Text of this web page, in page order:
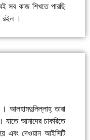
সব কাজ শিখতে পারছি
রইল ।
আলহামদুলিল্লাহ্‌ তারা
যাতে আমাদের চাকরিতে
এবং দেওয়ান আইসিটি